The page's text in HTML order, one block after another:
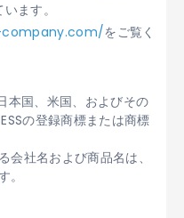
ます。
をご覧く
本国、米国、およびその
の登録商標または商標
会社名および商品名は、